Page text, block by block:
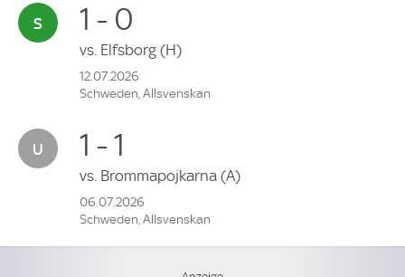
1 - 0
vs. Elfsborg (H)
12.07.2026
Schweden, Allsvenskan
1 - 1
vs. Brommapojkarna (A)
06.07.2026
Schweden, Allsvenskan